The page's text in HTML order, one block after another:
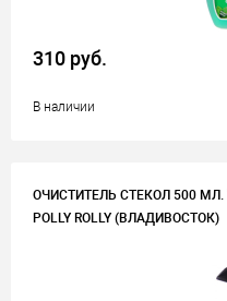
310 руб.
В наличии
ОЧИСТИТЕЛЬ СТЕКОЛ 500 МЛ.
POLLY ROLLY (ВЛАДИВОСТОК)